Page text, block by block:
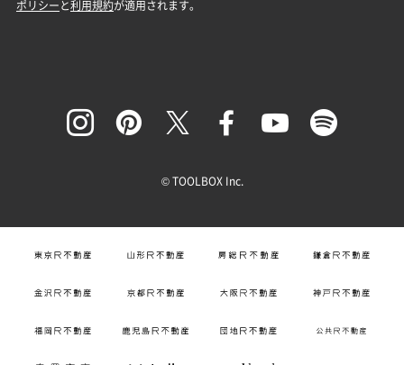
© TOOLBOX Inc.